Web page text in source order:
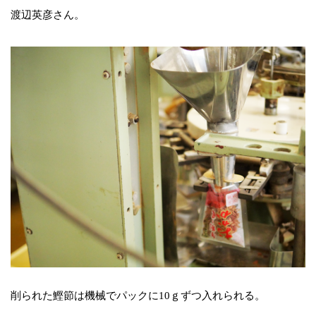
渡辺英彦さん。
削られた鰹節は機械でパックに10ｇずつ入れられる。